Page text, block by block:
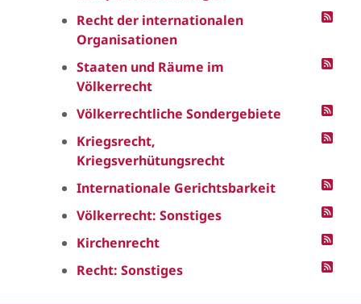
Recht der internationalen
Organisationen
Staaten und Räume im
Völkerrecht
Völkerrechtliche Sondergebiete
Kriegsrecht,
Kriegsverhütungsrecht
Internationale Gerichtsbarkeit
Völkerrecht: Sonstiges
Kirchenrecht
Recht: Sonstiges